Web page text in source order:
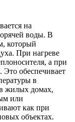
на
воды. В
который
При нагреве
а при
Это обеспечивает
в
жилых домах,
или
как при
объектах.